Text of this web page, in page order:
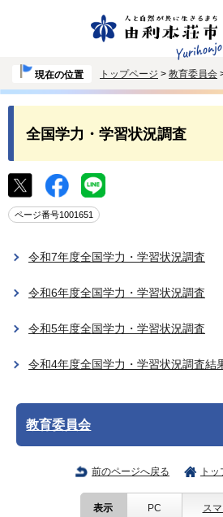
現在の位置 トップページ > 教育委員会
全国学力・学習状況調査
ページ番号1001651
令和7年度全国学力・学習状況調査
令和6年度全国学力・学習状況調査
令和5年度全国学力・学習状況調査
令和4年度全国学力・学習状況調査結
教育委員会
前のページへ戻る ト
表示 PC ス